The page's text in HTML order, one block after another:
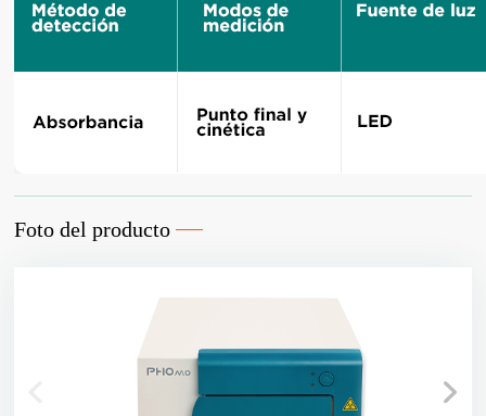
Foto del producto